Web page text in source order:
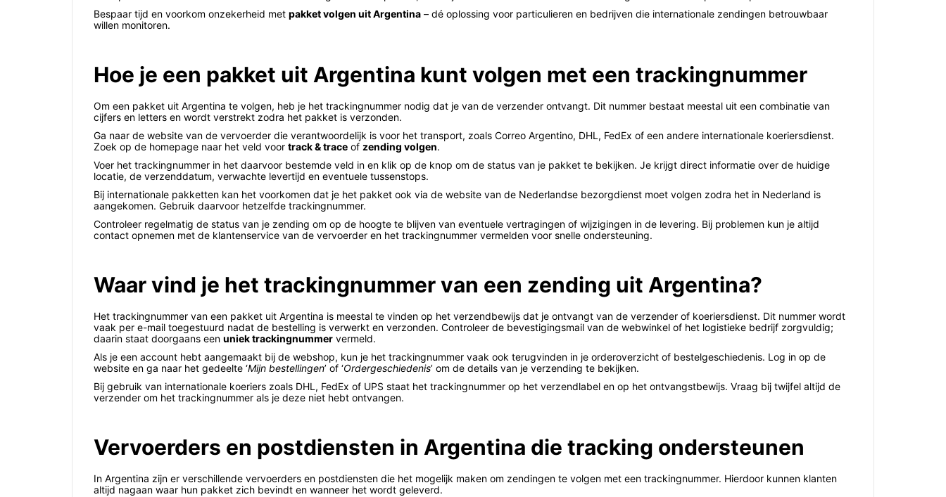
Bespaar tijd en voorkom onzekerheid met pakket volgen uit Argentina – dé oplossing voor particulieren en bedrijven die internationale zendingen betrouwbaar
willen monitoren.
Hoe je een pakket uit Argentina kunt volgen met een trackingnummer
Om een pakket uit Argentina te volgen, heb je het trackingnummer nodig dat je van de verzender ontvangt. Dit nummer bestaat meestal uit een combinatie van
cijfers en letters en wordt verstrekt zodra het pakket is verzonden.
Ga naar de website van de vervoerder die verantwoordelijk is voor het transport, zoals Correo Argentino, DHL, FedEx of een andere internationale koeriersdienst.
Zoek op de homepage naar het veld voor track & trace of zending volgen.
Voer het trackingnummer in het daarvoor bestemde veld in en klik op de knop om de status van je pakket te bekijken. Je krijgt direct informatie over de huidige
locatie, de verzenddatum, verwachte levertijd en eventuele tussenstops.
Bij internationale pakketten kan het voorkomen dat je het pakket ook via de website van de Nederlandse bezorgdienst moet volgen zodra het in Nederland is
aangekomen. Gebruik daarvoor hetzelfde trackingnummer.
Controleer regelmatig de status van je zending om op de hoogte te blijven van eventuele vertragingen of wijzigingen in de levering. Bij problemen kun je altijd
contact opnemen met de klantenservice van de vervoerder en het trackingnummer vermelden voor snelle ondersteuning.
Waar vind je het trackingnummer van een zending uit Argentina?
Het trackingnummer van een pakket uit Argentina is meestal te vinden op het verzendbewijs dat je ontvangt van de verzender of koeriersdienst. Dit nummer wordt
vaak per e-mail toegestuurd nadat de bestelling is verwerkt en verzonden. Controleer de bevestigingsmail van de webwinkel of het logistieke bedrijf zorgvuldig;
daarin staat doorgaans een uniek trackingnummer vermeld.
Als je een account hebt aangemaakt bij de webshop, kun je het trackingnummer vaak ook terugvinden in je orderoverzicht of bestelgeschiedenis. Log in op de
website en ga naar het gedeelte ‘Mijn bestellingen’ of ‘Ordergeschiedenis’ om de details van je verzending te bekijken.
Bij gebruik van internationale koeriers zoals DHL, FedEx of UPS staat het trackingnummer op het verzendlabel en op het ontvangstbewijs. Vraag bij twijfel altijd de
verzender om het trackingnummer als je deze niet hebt ontvangen.
Vervoerders en postdiensten in Argentina die tracking ondersteunen
In Argentina zijn er verschillende vervoerders en postdiensten die het mogelijk maken om zendingen te volgen met een trackingnummer. Hierdoor kunnen klanten
altijd nagaan waar hun pakket zich bevindt en wanneer het wordt geleverd.